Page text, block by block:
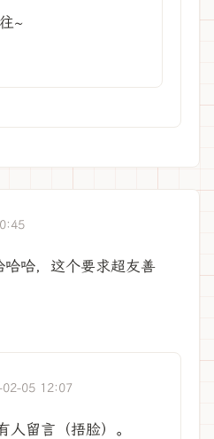
~
哈，这个要求超友善
02-05 12:07
人留言（捂脸）。